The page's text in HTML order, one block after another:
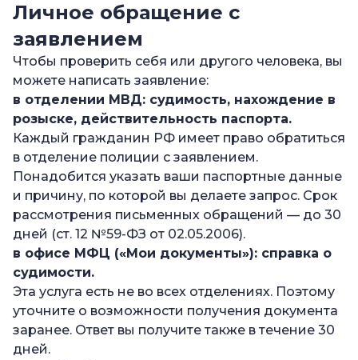
Личное обращение с
заявлением
Чтобы проверить себя или другого человека, вы
можете написать заявление:
в отделении МВД: судимость, нахождение в
розыске, действительность паспорта.
Каждый гражданин РФ имеет право обратиться
в отделение полиции с заявлением.
Понадобится указать ваши паспортные данные
и причину, по которой вы делаете запрос. Срок
рассмотрения письменных обращений — до 30
дней (ст. 12 №59-ФЗ от 02.05.2006).
в офисе МФЦ («Мои документы»): справка о
судимости.
Эта услуга есть не во всех отделениях. Поэтому
уточните о возможности получения документа
заранее. Ответ вы получите также в течение 30
дней.